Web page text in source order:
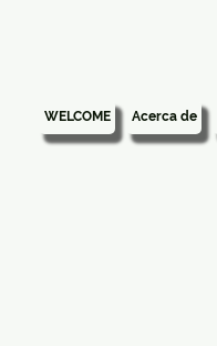
WELCOME Acerca de